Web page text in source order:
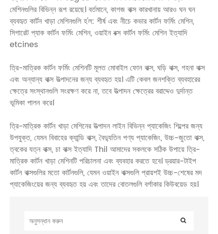
মেশিনগুলির বিভিন্ন রূপ রয়েছে। বর্তমানে, কাগজ বাক্স কারখানায় আরও ঘন ঘন
ব্যবহৃত কার্টন খাড়া মেশিনগুলি হ'ল: শীর্ষ এবং নীচে কভার কার্টন ফর্মিং মেশিন,
সিগারেট প্যাক কার্টন ফর্মিং মেশিন, ওয়াইন বক্স কার্টন ফর্মিং মেশিন ইত্যাদি
etcines
ত্রি-মাত্রিক কার্টন ফর্মিং মেশিনটি মূলত মোবাইল ফোন বাক্স, ঘড়ি বাক্স, গহনা বাক্স
এবং অন্যান্য বাক্স উত্পাদনের জন্য ব্যবহৃত হয়। এটি কেবল জনশক্তি ব্যবহারের
ক্ষেত্রে সংস্থানগুলি সংরক্ষণ করে না, তবে উত্পাদন ক্ষেত্রের বরাদ্দেও দুর্দান্ত
ভূমিকা পালন করে।
ত্রি-মাত্রিক কার্টন খাড়া মেশিনের উত্পাদন লাইন বিভিন্ন প্যাকেজিং শিল্পের জন্য
উপযুক্ত, যেমন বিবাহের ক্যান্ডি বাক্স, বৈদ্যুতিন পণ্য প্যাকেজিং, উচ্চ-জুতো বাক্স,
ত্বকের যত্ন বাক্স, চা বাক্স ইত্যাদি Thil আমাদের সকলকে সঠিক উপায়ে ত্রি-
মাত্রিক কার্টন খাড়া মেশিনটি পরিচালনা এবং ব্যবহার করতে হবে। ড্রয়ার-টাইপ
কার্টন বাক্সগুলির মতো কার্টনগুলি, যেমন ওয়াইন বাক্সগুলি প্রায়শই উচ্চ-শেষের মদ
প্যাকেজিংয়ের জন্য ব্যবহৃত হয় এবং তাদের বোতলগুলি বর্গাকার কিউবয়েড হয়।